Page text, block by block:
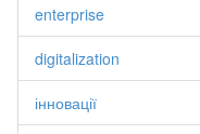
enterprise
digitalization
інновації